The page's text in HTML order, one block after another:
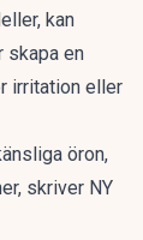
kan
skapa en
irritation eller
öron,
skriver NY